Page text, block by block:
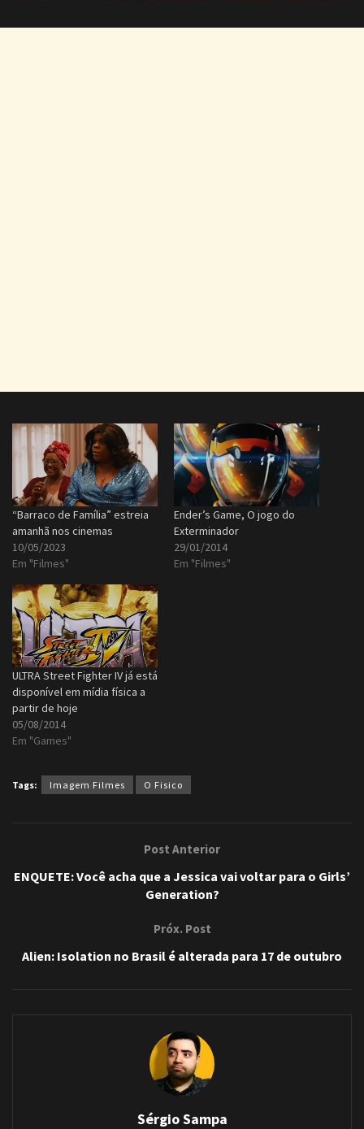
“Barraco de Família” estreia
amanhã nos cinemas
10/05/2023
Em "Filmes"
Ender’s Game, O jogo do
Exterminador
29/01/2014
Em "Filmes"
ULTRA Street Fighter IV já está
disponível em mídia física a
partir de hoje
05/08/2014
Em "Games"
Tags: Imagem Filmes O Fisico
Post Anterior
ENQUETE: Você acha que a Jessica vai voltar para o Girls’
Generation?
Próx. Post
Alien: Isolation no Brasil é alterada para 17 de outubro
Sérgio Sampa